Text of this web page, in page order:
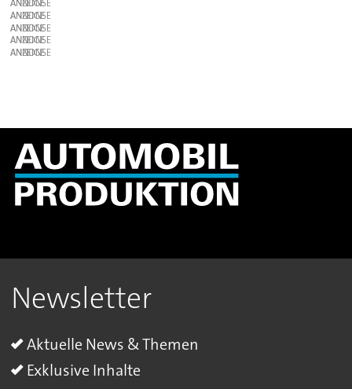
ANZEIGE
ANZEIGE
ANZEIGE
ANZEIGE
ANZEIGE
Newsletter
Aktuelle News & Themen
Exklusive Inhalte